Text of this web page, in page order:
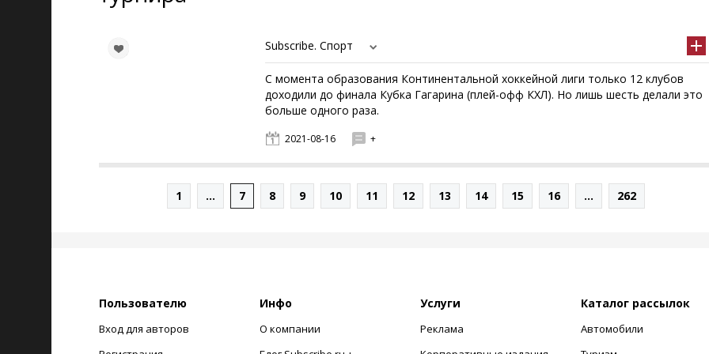
Subscribe. Спорт
С момента образования Континентальной хоккейной лиги только 12 клубов
доходили до финала Кубка Гагарина (плей-офф КХЛ). Но лишь шесть делали это
больше одного раза.
2021-08-16 +
1 ... 7 8 9 10 11 12 13 14 15 16 ... 262
Пользователю
Вход для авторов
Инфо
О компании
Услуги
Реклама
Каталог рассылок
Автомобили